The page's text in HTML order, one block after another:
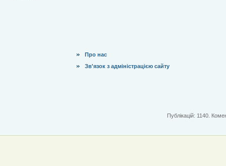
Про нас
Зв'язок з адміністрацією сайту
Публікацій: 1140.